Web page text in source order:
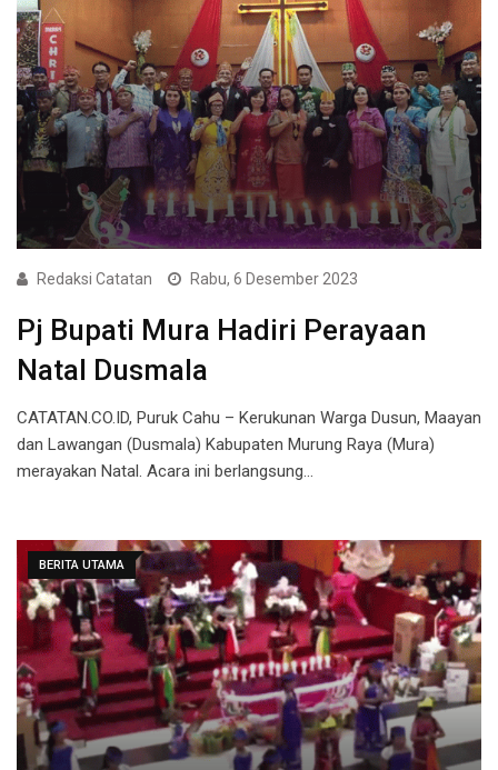
Redaksi Catatan Rabu, 6 Desember 2023
Pj Bupati Mura Hadiri Perayaan
Natal Dusmala
CATATAN.CO.ID, Puruk Cahu – Kerukunan Warga Dusun, Maayan
dan Lawangan (Dusmala) Kabupaten Murung Raya (Mura)
merayakan Natal. Acara ini berlangsung…
BERITA UTAMA